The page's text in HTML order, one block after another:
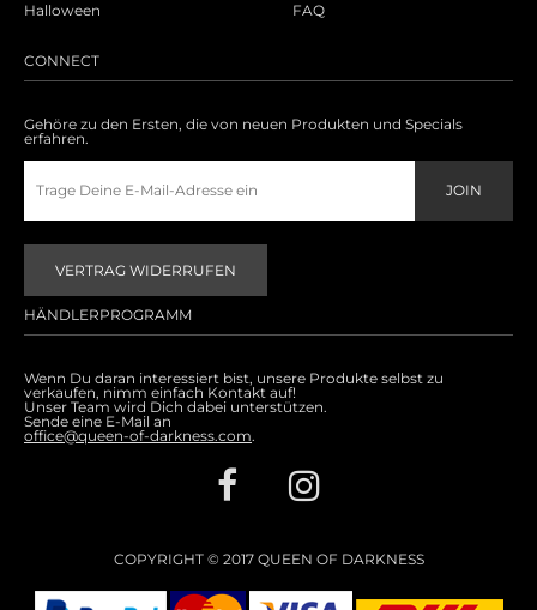
Halloween FAQ
CONNECT
Gehöre zu den Ersten, die von neuen Produkten und Specials
erfahren.
VERTRAG WIDERRUFEN
HÄNDLERPROGRAMM
Wenn Du daran interessiert bist, unsere Produkte selbst zu
verkaufen, nimm einfach Kontakt auf!
Unser Team wird Dich dabei unterstützen.
Sende eine E-Mail an
office@queen-of-darkness.com.
COPYRIGHT © 2017 QUEEN OF DARKNESS